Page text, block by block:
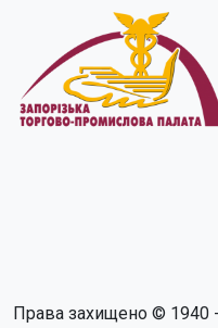
Права захищено © 1940